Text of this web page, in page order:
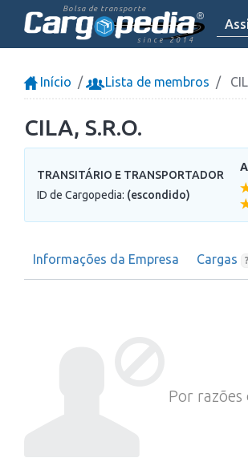
Bolsa de transporte
since 2014
Início Lista de membros
CILA, S.R.O.
TRANSITÁRIO E TRANSPORTADOR
ID de Cargopedia: (escondido)
Informações da Empresa Cargas ?
Por